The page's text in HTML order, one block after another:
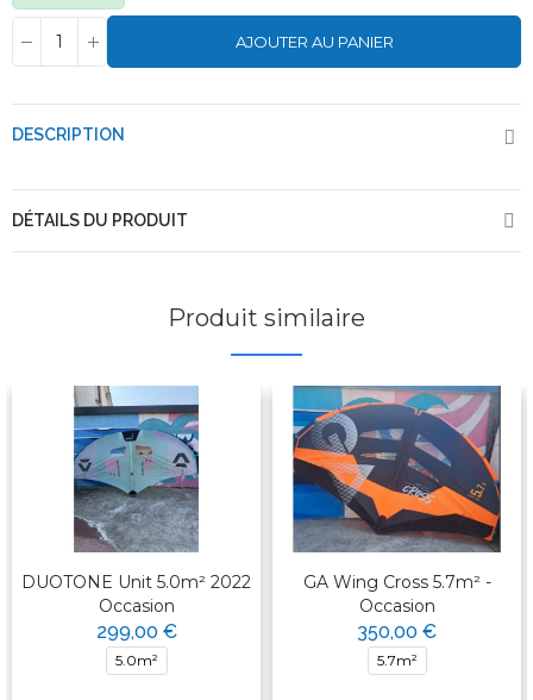
AJOUTER AU PANIER
DESCRIPTION
DÉTAILS DU PRODUIT
Produit similaire
DUOTONE Unit 5.0m² 2022
Occasion
299,00 €
5.0m²
GA Wing Cross 5.7m² -
Occasion
350,00 €
5.7m²